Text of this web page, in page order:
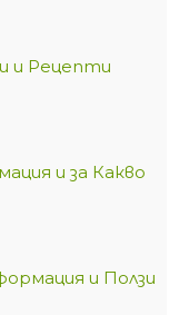
и Рецепти
и за Какво
и Ползи